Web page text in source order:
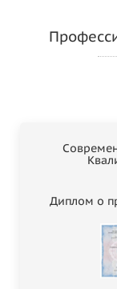
Диплом о